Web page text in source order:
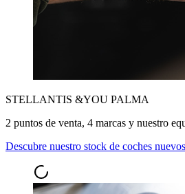
STELLANTIS &YOU PALMA
2 puntos de venta, 4 marcas y nuestro
Descubre nuestro stock de coches nuevos